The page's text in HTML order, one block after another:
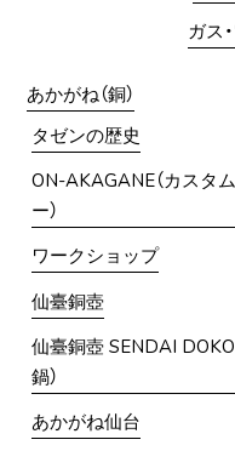
ガス
あかがね（銅）
タゼンの歴史
ON-AKAGANE（カスタ
ー）
ワークショップ
仙臺銅壺
仙臺銅壺 SENDAI DOKO
鍋）
あかがね仙台